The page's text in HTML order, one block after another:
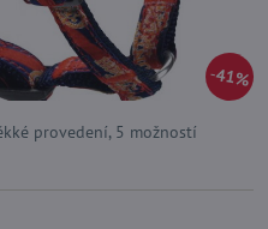
41%
provedení, 5 možností